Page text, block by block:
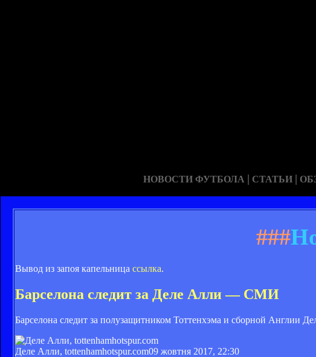
НОВОСТИ ФУТБОЛА | СТАТЬИ |
###
Вывод из запоя капельница ссылка.
Барселона следит за Деле Алли — СМИ
Барселона следит за полузащитником Тоттенхэма и сборной Англии
Деле Алли, tottenhamhotspur.com09 жовтня 2017, 22:30